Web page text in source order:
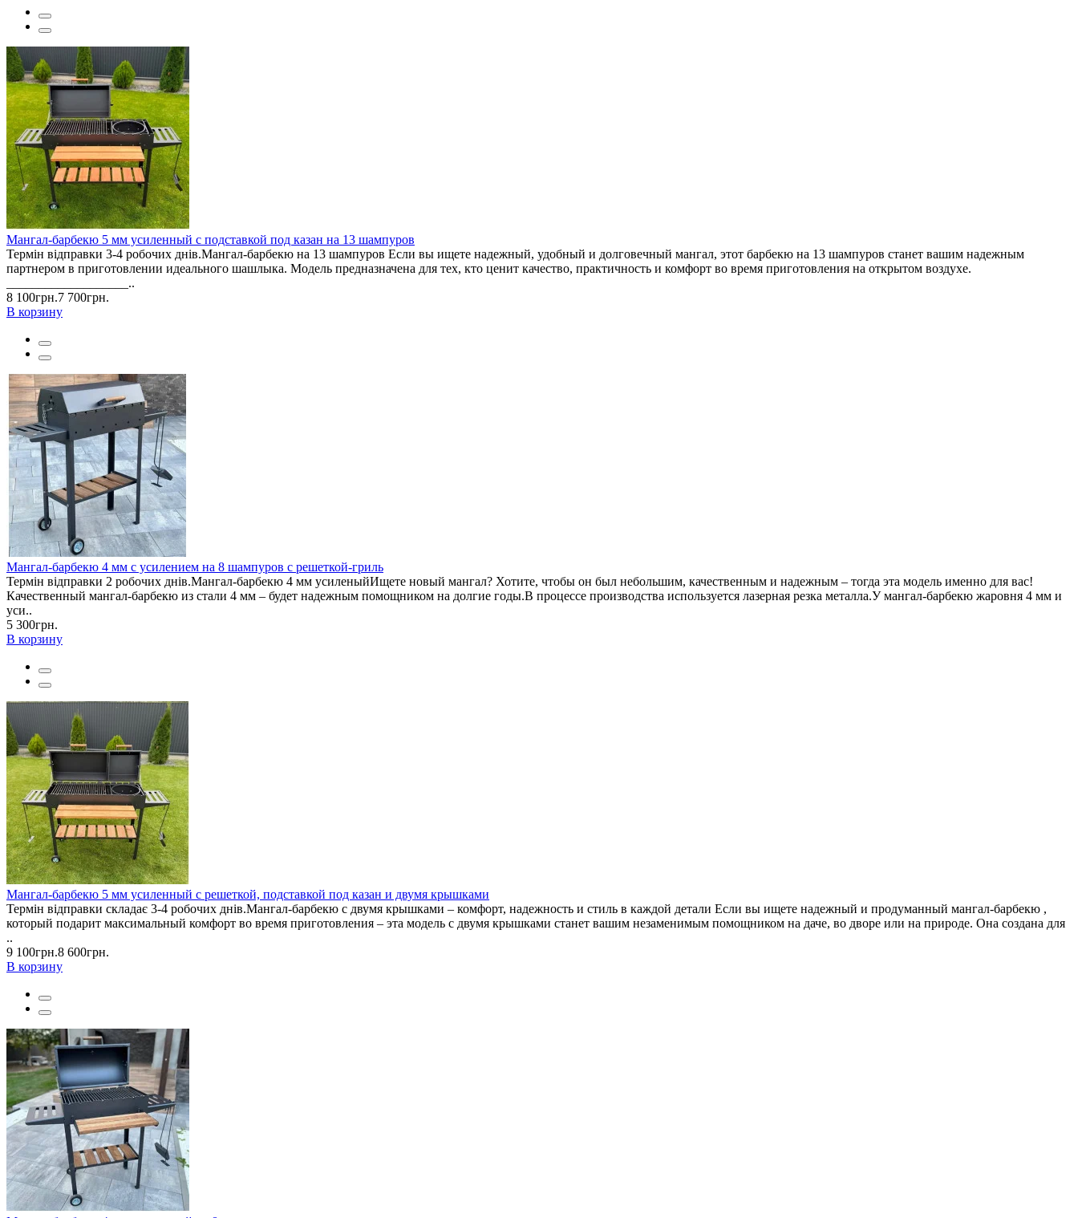
Мангал-барбекю 5 мм усиленный с подставкой под казан на 13 шампуров
Термін відправки 3-4 робочих днів.Мангал-барбекю на 13 шампуров Если вы ищете надежный, удобный и долговечный мангал, этот барбекю на 13 шампуров станет вашим надежным
партнером в приготовлении идеального шашлыка. Модель предназначена для тех, кто ценит качество, практичность и комфорт во время приготовления на открытом воздухе.
___________________..
8 100грн.7 700грн.
В корзину
Мангал-барбекю 4 мм с усилением на 8 шампуров с решеткой-гриль
Термін відправки 2 робочих днів.Мангал-барбекю 4 мм усиленыйИщете новый мангал? Хотите, чтобы он был небольшим, качественным и надежным – тогда эта модель именно для вас!
Качественный мангал-барбекю из стали 4 мм – будет надежным помощником на долгие годы.В процессе производства используется лазерная резка металла.У мангал-барбекю жаровня 4 мм и
уси..
5 300грн.
В корзину
Мангал-барбекю 5 мм усиленный с решеткой, подставкой под казан и двумя крышками
Термін відправки складає 3-4 робочих днів.Мангал-барбекю с двумя крышками – комфорт, надежность и стиль в каждой детали Если вы ищете надежный и продуманный мангал-барбекю ,
который подарит максимальный комфорт во время приготовления – эта модель с двумя крышками станет вашим незаменимым помощником на даче, во дворе или на природе. Она создана для
..
9 100грн.8 600грн.
В корзину